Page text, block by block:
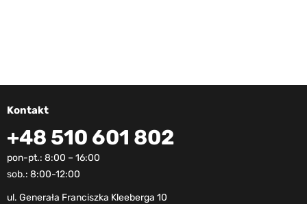
Kontakt
+48 510 601 802
pon-pt.: 8:00 – 16:00
sob.: 8:00-12:00
ul. Generała Franciszka Kleeberga 10